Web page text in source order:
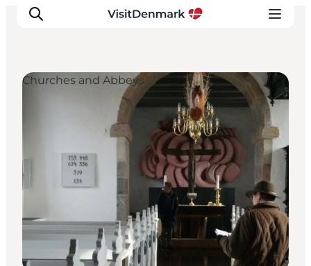
Dove andare
Cosa fare
Dove dormire
Pianifica il viaggio
Churches and Abbeys